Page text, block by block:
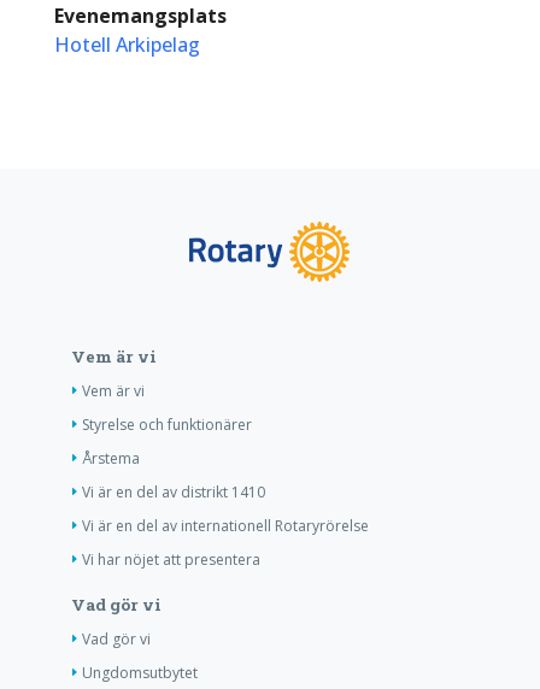
Evenemangsplats
Hotell Arkipelag
Vem är vi
Vem är vi
Styrelse och funktionärer
Årstema
Vi är en del av distrikt 1410
Vi är en del av internationell Rotaryrörelse
Vi har nöjet att presentera
Vad gör vi
Vad gör vi
Ungdomsutbytet